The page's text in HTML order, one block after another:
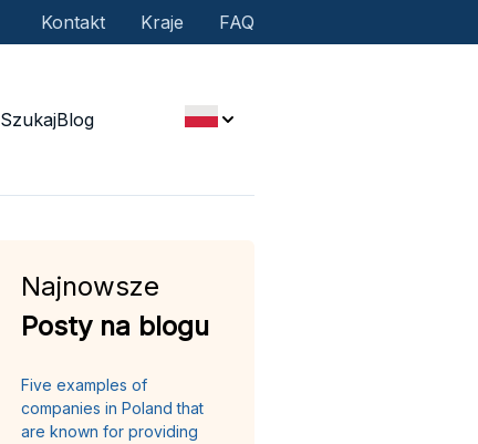
Kontakt Kraje FAQ
SzukajBlog
Najnowsze
Posty na blogu
Five examples of
companies in Poland that
are known for providing